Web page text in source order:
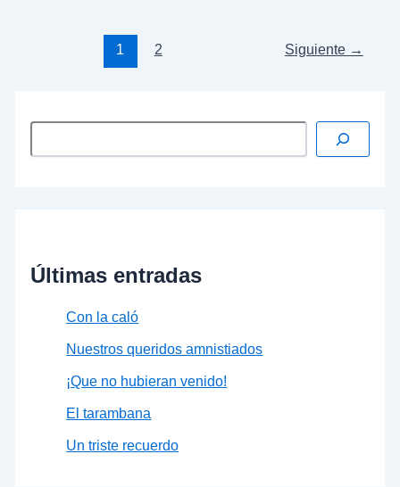
1 2 Siguiente →
Últimas entradas
Con la caló
Nuestros queridos amnistiados
¡Que no hubieran venido!
El tarambana
Un triste recuerdo